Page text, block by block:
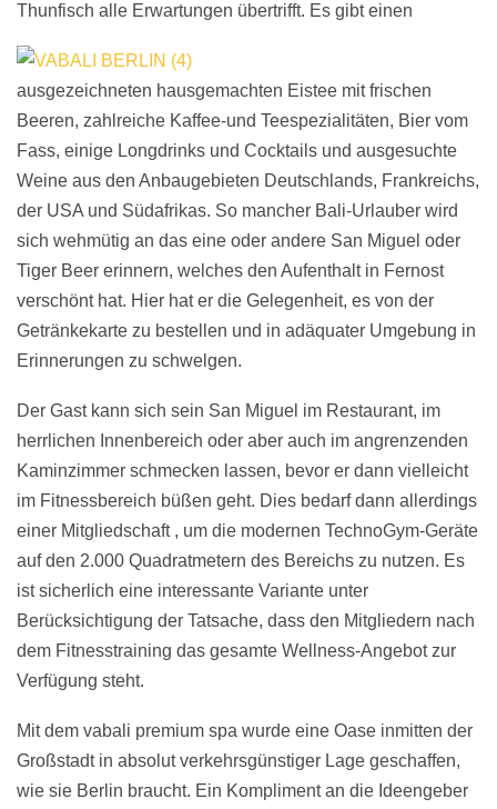
Thunfisch alle Erwartungen übertrifft. Es gibt einen
ausgezeichneten hausgemachten Eistee mit frischen
Beeren, zahlreiche Kaffee-und Teespezialitäten, Bier vom
Fass, einige Longdrinks und Cocktails und ausgesuchte
Weine aus den Anbaugebieten Deutschlands, Frankreichs,
der USA und Südafrikas. So mancher Bali-Urlauber wird
sich wehmütig an das eine oder andere San Miguel oder
Tiger Beer erinnern, welches den Aufenthalt in Fernost
verschönt hat. Hier hat er die Gelegenheit, es von der
Getränkekarte zu bestellen und in adäquater Umgebung in
Erinnerungen zu schwelgen.
Der Gast kann sich sein San Miguel im Restaurant, im
herrlichen Innenbereich oder aber auch im angrenzenden
Kaminzimmer schmecken lassen, bevor er dann vielleicht
im Fitnessbereich büßen geht. Dies bedarf dann allerdings
einer Mitgliedschaft , um die modernen TechnoGym-Geräte
auf den 2.000 Quadratmetern des Bereichs zu nutzen. Es
ist sicherlich eine interessante Variante unter
Berücksichtigung der Tatsache, dass den Mitgliedern nach
dem Fitnesstraining das gesamte Wellness-Angebot zur
Verfügung steht.
Mit dem vabali premium spa wurde eine Oase inmitten der
Großstadt in absolut verkehrsgünstiger Lage geschaffen,
wie sie Berlin braucht. Ein Kompliment an die Ideengeber